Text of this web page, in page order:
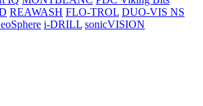
REAWASH FLO-TROL DUO-VIS NS
i-DRILL sonicVISION